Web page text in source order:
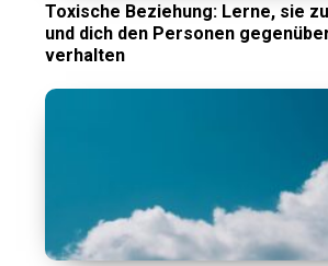
Toxische Beziehung: Lerne, sie
und dich den Personen
verhalten